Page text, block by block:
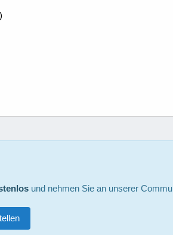
und nehmen Sie an unserer